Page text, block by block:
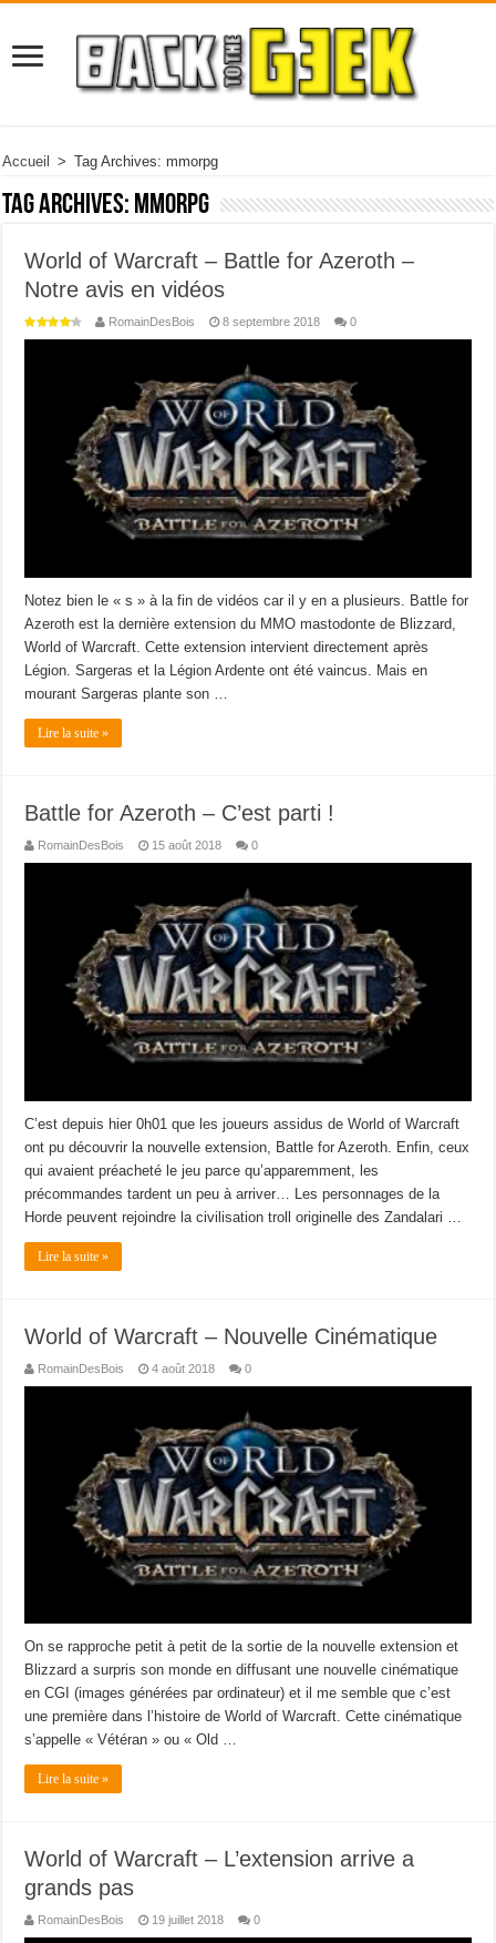
Accueil > Tag Archives: mmorpg
Tag Archives: mmorpg
World of Warcraft – Battle for Azeroth –
Notre avis en vidéos
RomainDesBois 8 septembre 2018 0
Notez bien le « s » à la fin de vidéos car il y en a plusieurs. Battle for
Azeroth est la dernière extension du MMO mastodonte de Blizzard,
World of Warcraft. Cette extension intervient directement après
Légion. Sargeras et la Légion Ardente ont été vaincus. Mais en
mourant Sargeras plante son …
Lire la suite »
Battle for Azeroth – C’est parti !
RomainDesBois 15 août 2018 0
C’est depuis hier 0h01 que les joueurs assidus de World of Warcraft
ont pu découvrir la nouvelle extension, Battle for Azeroth. Enfin, ceux
qui avaient préacheté le jeu parce qu’apparemment, les
précommandes tardent un peu à arriver… Les personnages de la
Horde peuvent rejoindre la civilisation troll originelle des Zandalari …
Lire la suite »
World of Warcraft – Nouvelle Cinématique
RomainDesBois 4 août 2018 0
On se rapproche petit à petit de la sortie de la nouvelle extension et
Blizzard a surpris son monde en diffusant une nouvelle cinématique
en CGI (images générées par ordinateur) et il me semble que c’est
une première dans l’histoire de World of Warcraft. Cette cinématique
s’appelle « Vétéran » ou « Old …
Lire la suite »
World of Warcraft – L’extension arrive a
grands pas
RomainDesBois 19 juillet 2018 0